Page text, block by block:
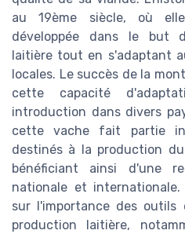
au 19ème siècle, où
développée dans le but
laitière tout en s'adaptant
locales. Le succès de la
cette capacité
introduction dans divers
cette vache fait partie
destinés à la production
bénéficiant ainsi d'une
nationale et
sur l'importance des
production laitière,